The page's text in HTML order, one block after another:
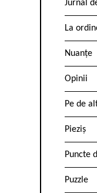
Jurnal
La
Nuanțe
Opinii
Pe de
Pieziș
Puncte
Puzzle